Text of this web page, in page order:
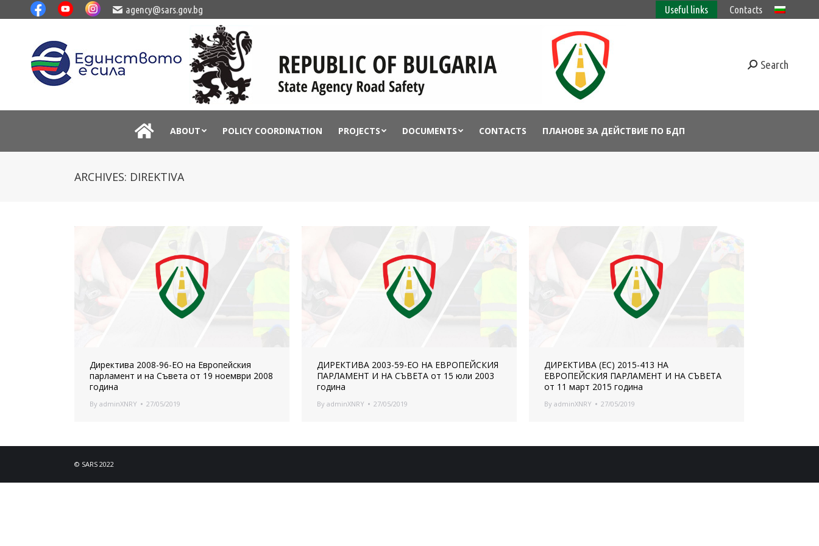
agency@sars.gov.bg Useful links Contacts
Search
ABOUT POLICY COORDINATION PROJECTS DOCUMENTS CONTACTS ПЛАНОВЕ ЗА ДЕЙСТВИЕ ПО БДП
ARCHIVES: DIREKTIVA
Директива 2008-96-ЕО на Европейския
парламент и на Съвета от 19 ноември 2008
година
By adminXNRY 27/05/2019
ДИРЕКТИВА 2003-59-ЕО НА ЕВРОПЕЙСКИЯ
ПАРЛАМЕНТ И НА СЪВЕТА от 15 юли 2003
година
By adminXNRY 27/05/2019
ДИРЕКТИВА (ЕС) 2015-413 НА
ЕВРОПЕЙСКИЯ ПАРЛАМЕНТ И НА СЪВЕТА
от 11 март 2015 година
By adminXNRY 27/05/2019
© SARS 2022